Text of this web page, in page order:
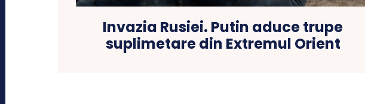
Invazia Rusiei. Putin aduce trupe
suplimetare din Extremul Orient